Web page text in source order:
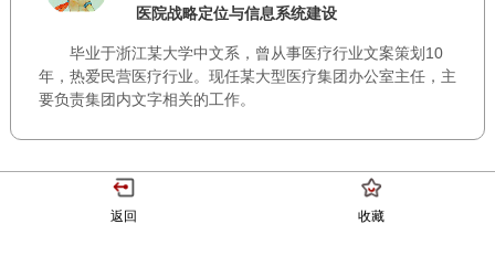
医院战略定位与信息系统建设
毕业于浙江某大学中文系，曾从事医疗行业文案策划10
年，热爱民营医疗行业。现任某大型医疗集团办公室主任，主
要负责集团内文字相关的工作。
返回 收藏